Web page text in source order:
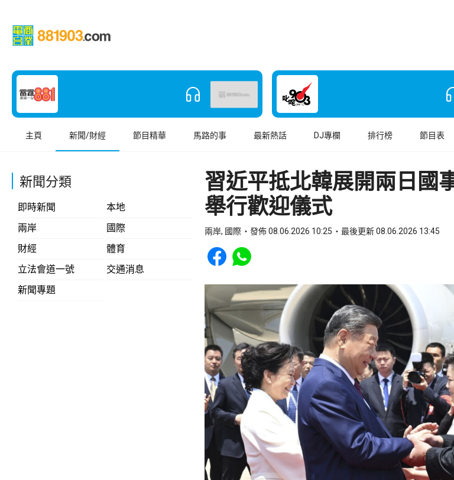
主頁 新聞/財經 節目精華 馬路的事 最新熱話 DJ專欄 排行榜 節目表
新聞分類
即時新聞
本地
兩岸
國際
財經
體育
立法會道一號
交通消息
新聞專題
習近平抵北韓展開兩日
舉行歡迎儀式
兩岸, 國際 發佈 08.06.2026 10:25 最後更新 08.06.2026 13:45
Share to Facebook
Share to WhatsApp